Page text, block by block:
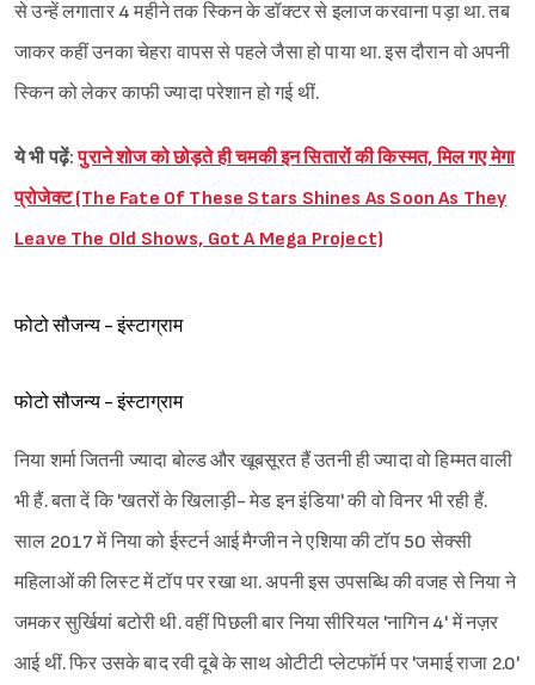
से उन्हें लगातार 4 महीने तक स्किन के डॉक्टर से इलाज करवाना पड़ा था. तब
जाकर कहीं उनका चेहरा वापस से पहले जैसा हो पाया था. इस दौरान वो अपनी
स्किन को लेकर काफी ज्यादा परेशान हो गई थीं.
ये भी पढ़ें: पुराने शोज को छोड़ते ही चमकी इन सितारों की किस्मत, मिल गए मेगा
प्रोजेक्ट (The Fate Of These Stars Shines As Soon As They
Leave The Old Shows, Got A Mega Project)
फोटो सौजन्य - इंस्टाग्राम
फोटो सौजन्य - इंस्टाग्राम
निया शर्मा जितनी ज्यादा बोल्ड और खूबसूरत हैं उतनी ही ज्यादा वो हिम्मत वाली
भी हैं. बता दें कि 'खतरों के खिलाड़ी- मेड इन इंडिया' की वो विनर भी रही हैं.
साल 2017 में निया को ईस्टर्न आई मैग्जीन ने एशिया की टॉप 50 सेक्सी
महिलाओं की लिस्ट में टॉप पर रखा था. अपनी इस उपसब्धि की वजह से निया ने
जमकर सुर्खियां बटोरी थी. वहीं पिछली बार निया सीरियल 'नागिन 4' में नज़र
आई थीं. फिर उसके बाद रवी दूबे के साथ ओटीटी प्लेटफॉर्म पर 'जमाई राजा 2.0'